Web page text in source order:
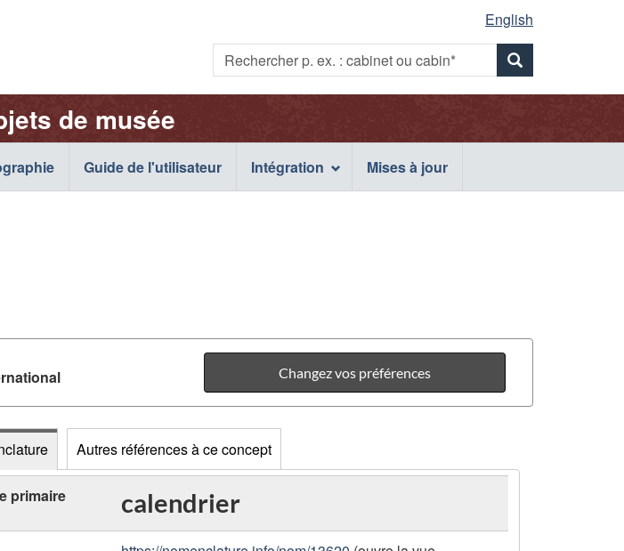
cette
application
Web »
HTML
simplifiée
English
Rechercher
p.
ex.
:
Rechercher
p.
ex.
cabin*
p.
cabinet
cabin*
de musée
Guide de l'utilisateur Intégration Mises à jour
Changez vos préférences
Autres références à ce concept
primaire calendrier